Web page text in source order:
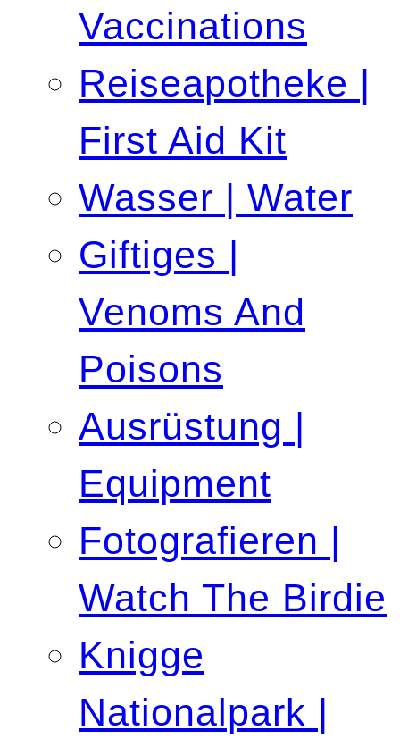
Vaccinations
Reiseapotheke |
First Aid Kit
Wasser | Water
Giftiges |
Venoms And
Poisons
Ausrüstung |
Equipment
Fotografieren |
Watch The Birdie
Knigge
Nationalpark |